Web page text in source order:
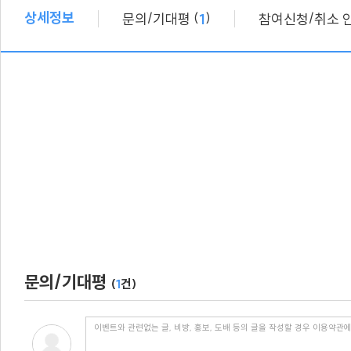
상세정보 문의/기대평 (1) 참여신청/취소
문의/기대평 (1건)